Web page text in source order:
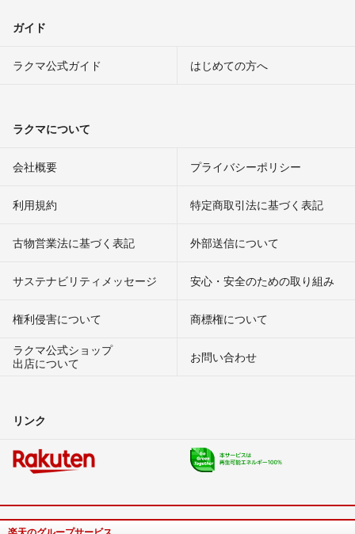
ガイド
ラクマ公式ガイド はじめての方へ
ラクマについて
会社概要 プライバシーポリシー
利用規約 特定商取引法に基づく表記
古物営業法に基づく表記 外部送信について
サステナビリティメッセージ 安心・安全のための取り組み
権利侵害について
商標権について
ラクマ公式ショップ
出店について
お問い合わせ
リンク